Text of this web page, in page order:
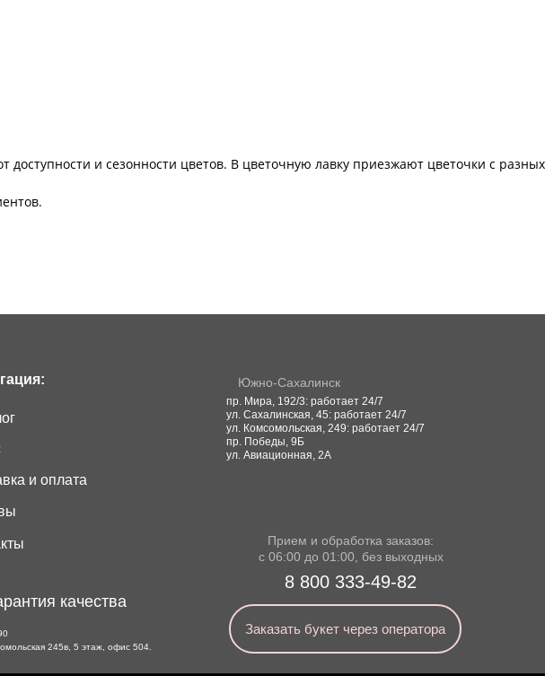
и сезонности цветов. В цветочную лавку приезжают цветочки с разных
пр. Мира, 192/3: работает 24/7
ул. Сахалинская, 45: работает 24/7
ул. Комсомольская, 249: работает 24/7
пр. Победы, 9Б
ул. Авиационная, 2А
Заказать букет через оператора
и оплата
8 800 333-49-82
Прием и обработка заказов:
с 06:00 до 01:00, без выходных
Южно-Сахалинск
качества
245в, 5 этаж, офис 504.